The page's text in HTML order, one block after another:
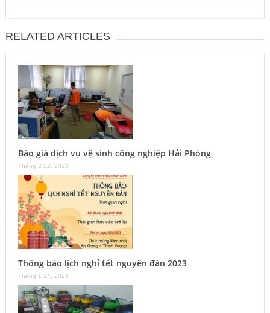
RELATED ARTICLES
Báo giá dịch vụ vệ sinh công nghiệp Hải Phòng
Tháng 2 22, 2023
Thông báo lịch nghỉ tết nguyên đán 2023
Tháng 1 14, 2023